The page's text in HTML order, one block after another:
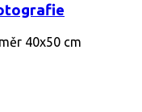
40x50 cm